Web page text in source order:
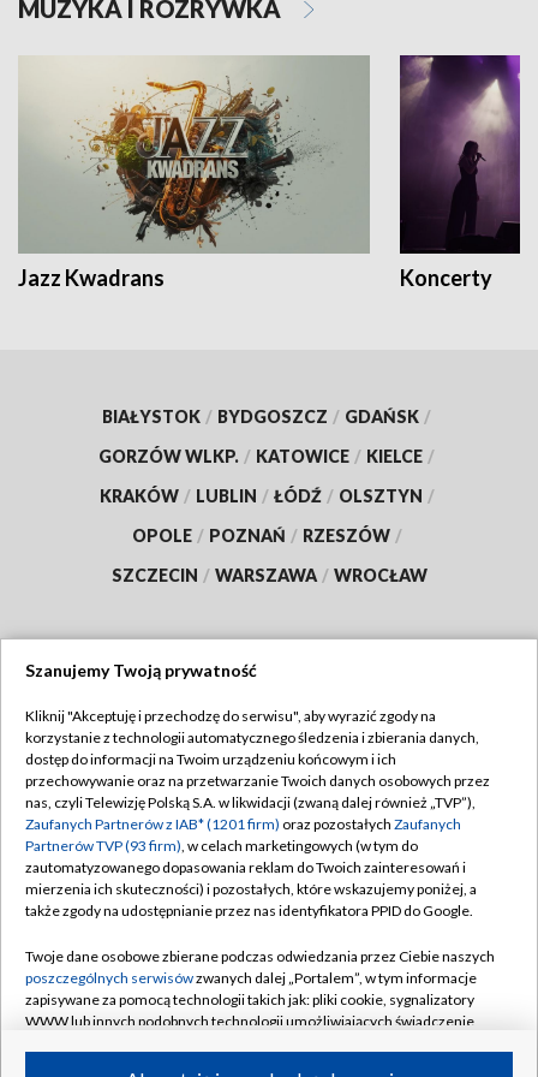
MUZYKA I ROZRYWKA
Jazz Kwadrans Koncerty
BIAŁYSTOK / BYDGOSZCZ / GDAŃSK /
GORZÓW WLKP. / KATOWICE / KIELCE /
KRAKÓW / LUBLIN / ŁÓDŹ / OLSZTYN /
OPOLE / POZNAŃ / RZESZÓW /
SZCZECIN / WARSZAWA / WROCŁAW
TVP
Abonament TVP
Emisja w TVP
Centrum informacji TVP
Naziemna Telewizja Cyfrowa
Rada Programowa
System NOS
Informacje o nadawcy
Regulamin TVP
Polityka prywatności
Moje zgody
Pomoc
Kontakt
Kanały
Szanujemy Twoją prywatność
Kliknij "Akceptuję i przechodzę do serwisu", aby wyrazić zgody na
korzystanie z technologii automatycznego śledzenia i zbierania danych,
dostęp do informacji na Twoim urządzeniu końcowym i ich
przechowywanie oraz na przetwarzanie Twoich danych osobowych przez
nas, czyli Telewizję Polską S.A. w likwidacji (zwaną dalej również „TVP”),
Zaufanych Partnerów z IAB* (1201 firm) oraz pozostałych Zaufanych
Partnerów TVP (93 firm), w celach marketingowych (w tym do
zautomatyzowanego dopasowania reklam do Twoich zainteresowań i
mierzenia ich skuteczności) i pozostałych, które wskazujemy poniżej, a
także zgody na udostępnianie przez nas identyfikatora PPID do Google.
Twoje dane osobowe zbierane podczas odwiedzania przez Ciebie naszych
poszczególnych serwisówzwanych dalej „Portalem”, w tym informacje
zapisywane za pomocą technologii takich jak: pliki cookie, sygnalizatory
WWW lub innych podobnych technologii umożliwiających świadczenie